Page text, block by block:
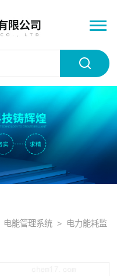
电能管理系统 > 电力能耗监